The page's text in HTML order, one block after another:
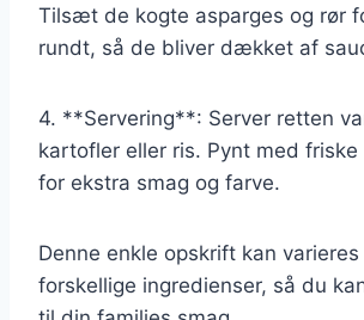
Tilsæt de kogte asparges og rør
rundt, så de bliver dækket af
4. **Servering**: Server retten
kartofler eller ris. Pynt med
for ekstra smag og farve.
Denne enkle opskrift kan varieres
forskellige ingredienser, så du